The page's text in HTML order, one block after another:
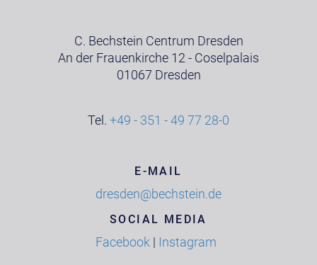
C. Bechstein Centrum Dresden
An der Frauenkirche 12 - Coselpalais
01067 Dresden
Tel. +49 - 351 - 49 77 28-0
E-MAIL
dresden@bechstein.de
SOCIAL MEDIA
Facebook | Instagram